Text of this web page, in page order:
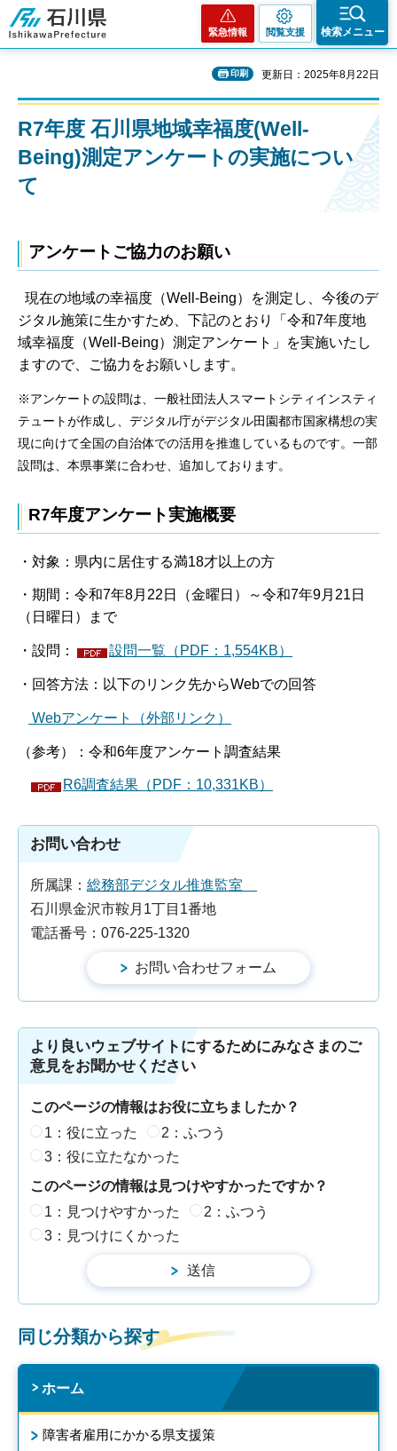
石川県
緊急情報 閲覧支援 検索メニュー
印刷 更新日：2025年8月22日
R7年度 石川県地域幸福度(Well-
Being)測定アンケートの実施につい
て
アンケートご協力のお願い
現在の地域の幸福度（Well-Being）を測定し、今後のデ
ジタル施策に生かすため、下記のとおり「令和7年度地
域幸福度（Well-Being）測定アンケート」を実施いたし
ますので、ご協力をお願いします。
※アンケートの設問は、一般社団法人スマートシティインスティ
テュートが作成し、デジタル庁がデジタル田園都市国家構想の実
現に向けて全国の自治体での活用を推進しているものです。一部
設問は、本県事業に合わせ、追加しております。
R7年度アンケート実施概要
・対象：県内に居住する満18才以上の方
・期間：令和7年8月22日（金曜日）～令和7年9月21日
（日曜日）まで
・設問： 設問一覧（PDF：1,554KB）
・回答方法：以下のリンク先からWebでの回答
Webアンケート（外部リンク）
（参考）：令和6年度アンケート調査結果
R6調査結果（PDF：10,331KB）
お問い合わせ
所属課： 総務部デジタル推進監室
石川県金沢市鞍月1丁目1番地
電話番号：076-225-1320
より良いウェブサイトにするためにみなさまのご
意見をお聞かせください
このページの情報はお役に立ちましたか？
1：役に立った
2：ふつう
3：役に立たなかった
このページの情報は見つけやすかったですか？
1：見つけやすかった
2：ふつう
3：見つけにくかった
同じ分類から探す
ホーム
障害者雇用にかかる県支援策